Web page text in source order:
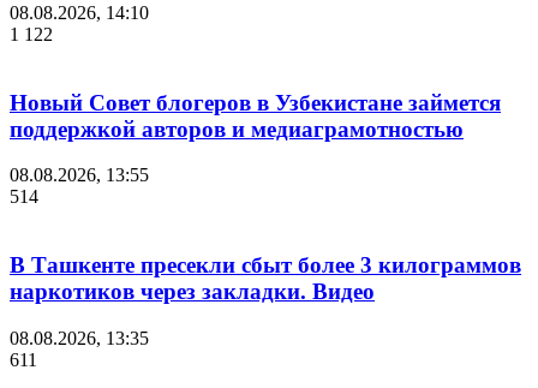
08.08.2026, 14:10
1 122
Новый Совет блогеров в Узбекистане займется
поддержкой авторов и медиаграмотностью
08.08.2026, 13:55
514
В Ташкенте пресекли сбыт более 3 килограммов
наркотиков через закладки. Видео
08.08.2026, 13:35
611